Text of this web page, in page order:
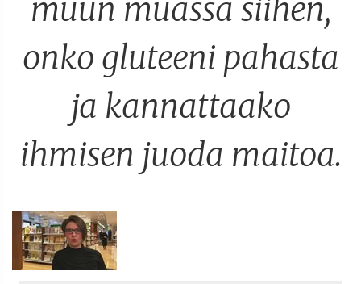
muun muassa siihen,
onko gluteeni pahasta
ja kannattaako
ihmisen juoda maitoa.